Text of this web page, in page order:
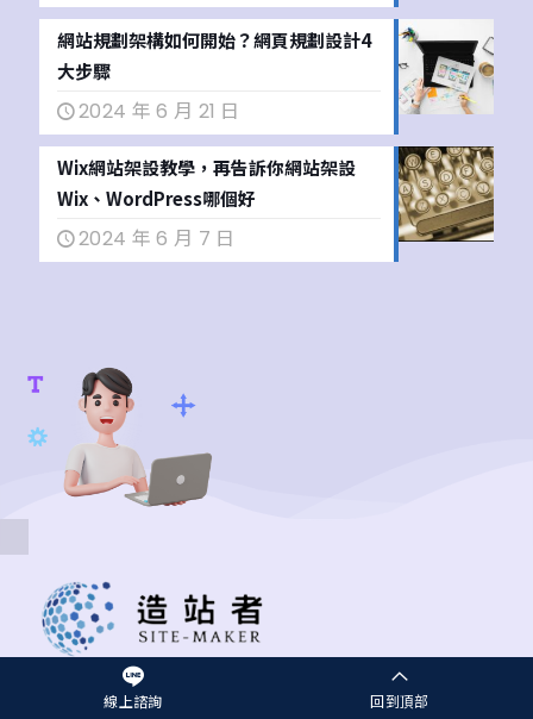
網站規劃架構如何開始？網頁規劃設計4
大步驟
2024 年 6 月 21 日
Wix網站架設教學，再告訴你網站架設
Wix、WordPress哪個好
2024 年 6 月 7 日
線上諮詢 回到頂部